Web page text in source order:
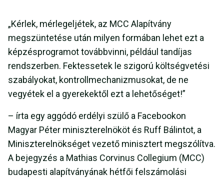
„Kérlek, mérlegeljétek, az MCC Alapítvány
megszüntetése után milyen formában lehet ezt a
képzésprogramot továbbvinni, például tandíjas
rendszerben. Fektessetek le szigorú költségvetési
szabályokat, kontrollmechanizmusokat, de ne
vegyétek el a gyerekektől ezt a lehetőséget!”
– írta egy aggódó erdélyi szülő a Facebookon
Magyar Péter miniszterelnököt és Ruff Bálintot, a
Miniszterelnökséget vezető minisztert megszólítva.
A bejegyzés a Mathias Corvinus Collegium (MCC)
budapesti alapítványának hétfői felszámolási